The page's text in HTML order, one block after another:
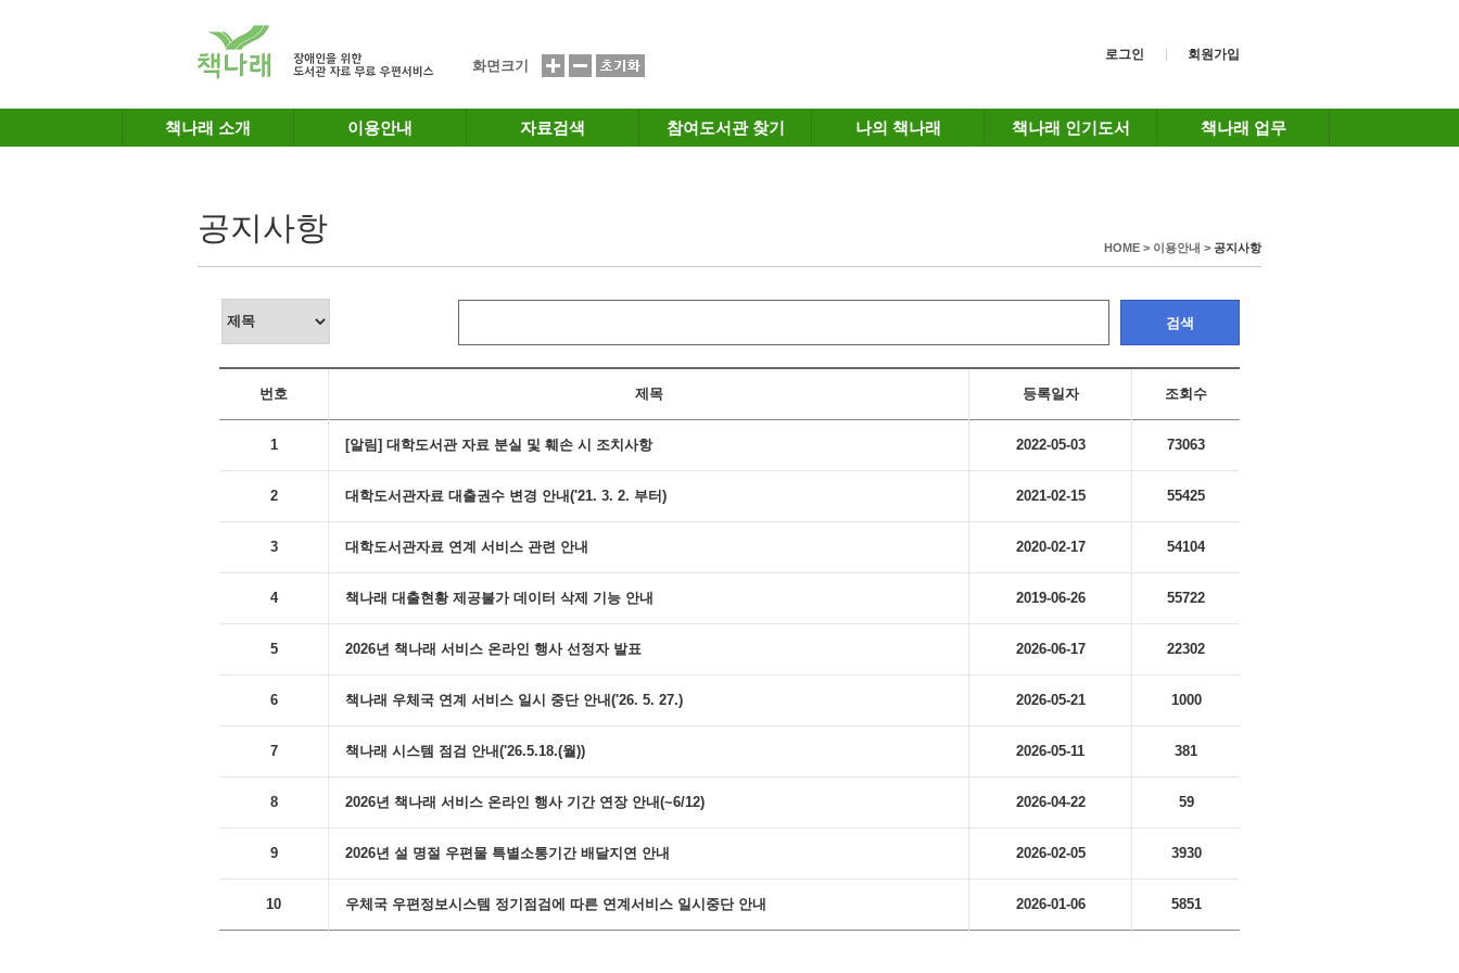
화면크기
로그인 회원가입
책나래 소개 이용안내 자료검색 참여도서관 찾기 나의 책나래 책나래 인기도서 책나래 업무
공지사항
HOME > 이용안내 > 공지사항
검색
번호 제목 등록일자 조회수
1 [알림] 대학도서관 자료 분실 및 훼손 시 조치사항 2022-05-03 73063
2 대학도서관자료 대출권수 변경 안내('21. 3. 2. 부터) 2021-02-15 55425
3 대학도서관자료 연계 서비스 관련 안내 2020-02-17 54104
4 책나래 대출현황 제공불가 데이터 삭제 기능 안내 2019-06-26 55722
5 2026년 책나래 서비스 온라인 행사 선정자 발표 2026-06-17 22302
6 책나래 우체국 연계 서비스 일시 중단 안내('26. 5. 27.) 2026-05-21 1000
7 책나래 시스템 점검 안내('26.5.18.(월)) 2026-05-11 381
8 2026년 책나래 서비스 온라인 행사 기간 연장 안내(~6/12) 2026-04-22 59
9 2026년 설 명절 우편물 특별소통기간 배달지연 안내 2026-02-05 3930
10 우체국 우편정보시스템 정기점검에 따른 연계서비스 일시중단 안내 2026-01-06 5851